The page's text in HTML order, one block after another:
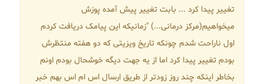
تغییر پیدا کرد ... بابت تغییر پیش آمده پوزش
میخواهیم(مرکز درمانی...) "زمانیکه این پیامک دریافت کردم
اول ناراحت شدم چونکه تاریخ ویزیتی که دو هفته منتظرش
بودم تغییر پیدا کرد اما از یه جهت دیگه خوشحال بودم اونم
بخاطر اینکه چند روز زودتر از طریق ارسال اس ام اس بهم خبر